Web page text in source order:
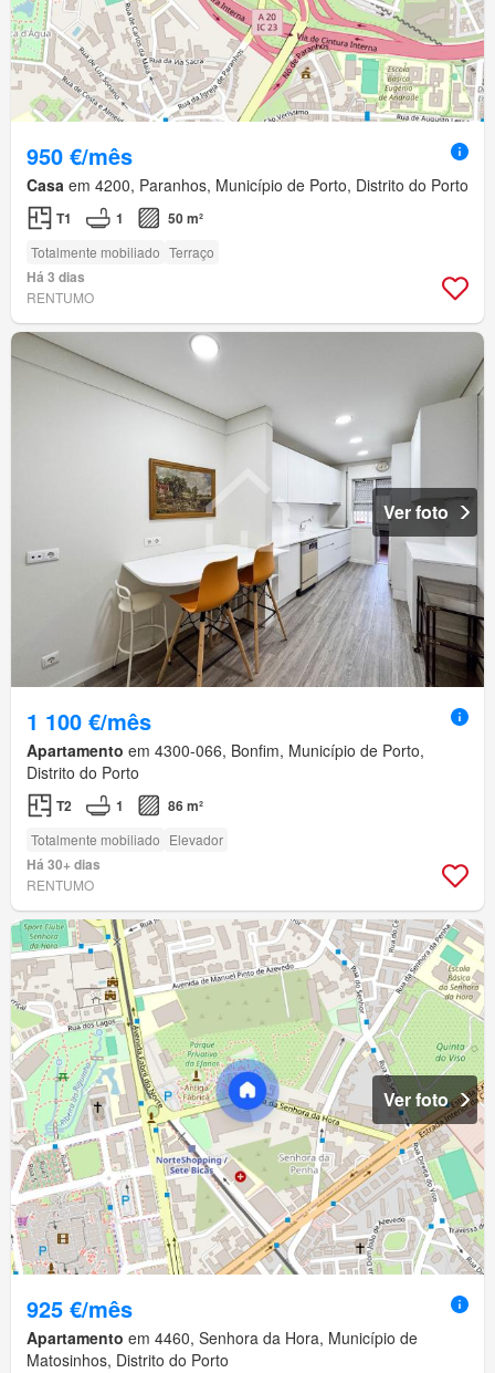
950 €/mês
Casa em 4200, Paranhos, Município de Porto, Distrito do Porto
T1 1 50 m²
Totalmente mobiliado Terraço
Há 3 dias
RENTUMO
Ver foto
1 100 €/mês
Apartamento em 4300-066, Bonfim, Município de Porto,
Distrito do Porto
T2 1 86 m²
Totalmente mobiliado Elevador
Há 30+ dias
RENTUMO
Ver foto
925 €/mês
Apartamento em 4460, Senhora da Hora, Município de
Matosinhos, Distrito do Porto